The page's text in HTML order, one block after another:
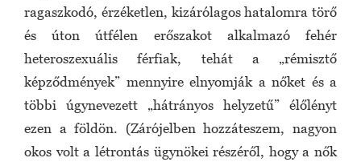
ragaszkodó, érzéketlen, kizárólagos hatalomra törő
és úton útfélen erőszakot alkalmazó fehér
heteroszexuális férfiak, tehát a „rémisztő
képződmények” mennyire elnyomják a nőket és a
többi úgynevezett „hátrányos helyzetű” élőlényt
ezen a földön. (Zárójelben hozzáteszem, nagyon
okos volt a létrontás ügynökei részéről, hogy a nők